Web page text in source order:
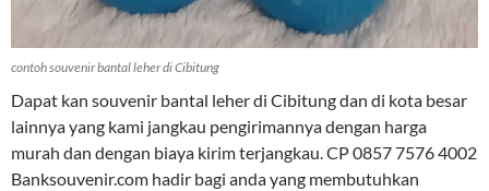
contoh souvenir bantal leher di Cibitung
Dapat kan souvenir bantal leher di Cibitung dan di kota besar
lainnya yang kami jangkau pengirimannya dengan harga
murah dan dengan biaya kirim terjangkau. CP 0857 7576 4002
Banksouvenir.com hadir bagi anda yang membutuhkan